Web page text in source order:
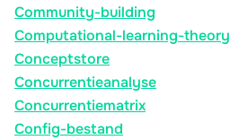
Community-building
Computational-learning-theory
Conceptstore
Concurrentieanalyse
Concurrentiematrix
Config-bestand